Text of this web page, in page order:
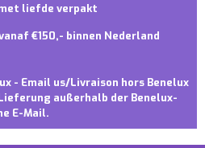
liefde verpakt
€150,- binnen Nederland
- Email us/Livraison hors Benelux
außerhalb der Benelux-
E-Mail.